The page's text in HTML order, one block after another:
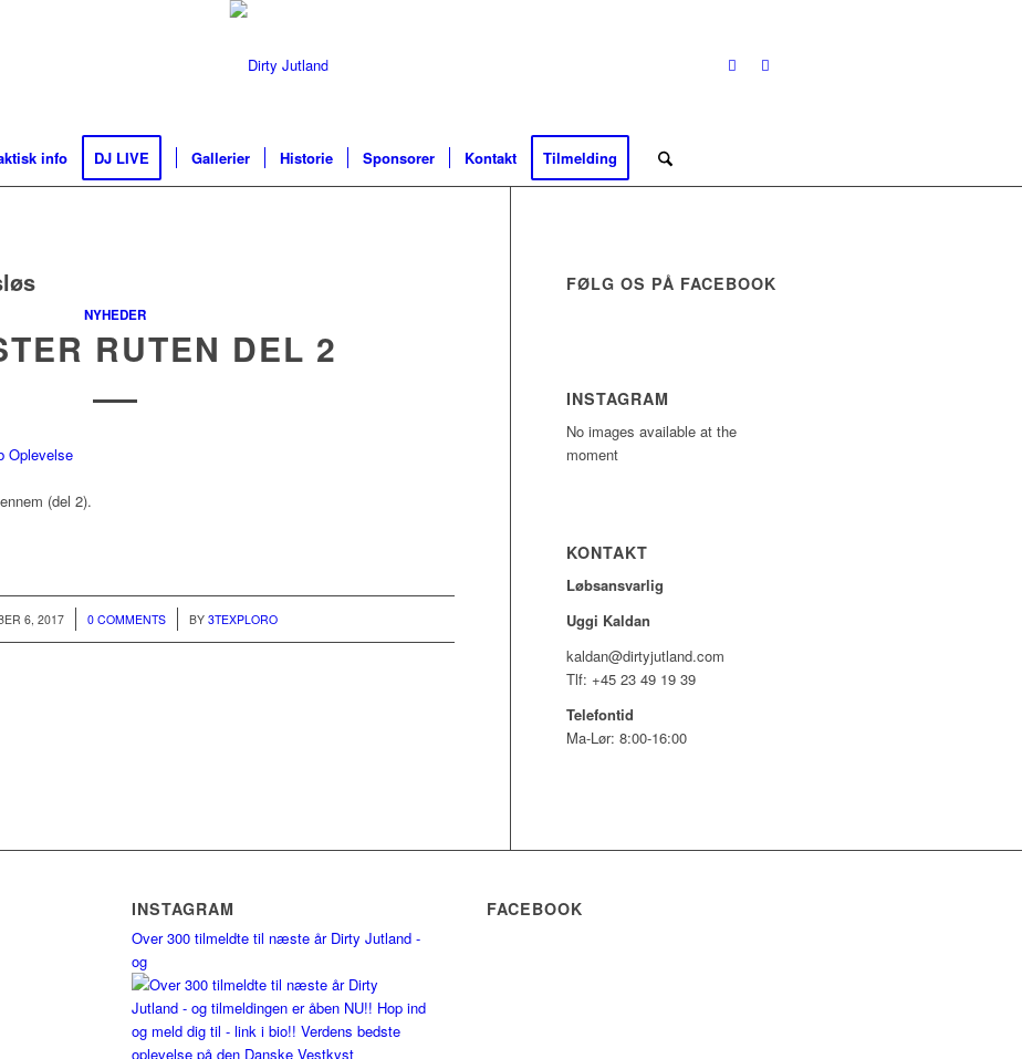
info DJ LIVE Gallerier Historie Sponsorer Kontakt Tilmelding
NYHEDER
RUTEN DEL 2
(del 2).
6, 2017
/ 0 COMMENTS
/ BY 3TEXPLORO
FØLG OS PÅ FACEBOOK
INSTAGRAM
No images available at the
moment
KONTAKT
Løbsansvarlig
Uggi Kaldan
kaldan@dirtyjutland.com
Tlf: +45 23 49 19 39
Telefontid
Ma-Lør: 8:00-16:00
INSTAGRAM
Over 300 tilmeldte til næste år Dirty Jutland -
og
FACEBOOK